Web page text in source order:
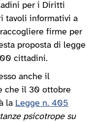
per i Diritti
tavoli informativi a
firme per
proposta di legge
cittadini.
anche il
che il 30 ottobre
la Legge n. 405
psicotrope su